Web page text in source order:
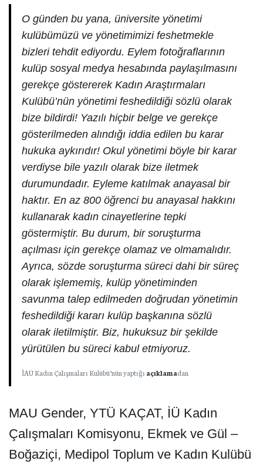
O günden bu yana, üniversite yönetimi
kulübümüzü ve yönetimimizi feshetmekle
bizleri tehdit ediyordu. Eylem fotoğraflarının
kulüp sosyal medya hesabında paylaşılmasını
gerekçe göstererek Kadın Araştırmaları
Kulübü’nün yönetimi feshedildiği sözlü olarak
bize bildirdi! Yazılı hiçbir belge ve gerekçe
gösterilmeden alındığı iddia edilen bu karar
hukuka aykırıdır! Okul yönetimi böyle bir karar
verdiyse bile yazılı olarak bize iletmek
durumundadır. Eyleme katılmak anayasal bir
haktır. En az 800 öğrenci bu anayasal hakkını
kullanarak kadın cinayetlerine tepki
göstermiştir. Bu durum, bir soruşturma
açılması için gerekçe olamaz ve olmamalıdır.
Ayrıca, sözde soruşturma süreci dahi bir süreç
olarak işlememiş, kulüp yönetiminden
savunma talep edilmeden doğrudan yönetimin
feshedildiği kararı kulüp başkanına sözlü
olarak iletilmiştir. Biz, hukuksuz bir şekilde
yürütülen bu süreci kabul etmiyoruz.
İAÜ Kadın Çalışmaları Kulübü’nün yaptığı açıklamadan
MAU Gender, YTÜ KAÇAT, İÜ Kadın
Çalışmaları Komisyonu, Ekmek ve Gül –
Boğaziçi, Medipol Toplum ve Kadın Kulübü